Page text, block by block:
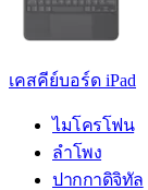
เคสคีย์บอร์ด iPad
ไมโครโฟน
ลำโพง
ปากกาดิจิทัล